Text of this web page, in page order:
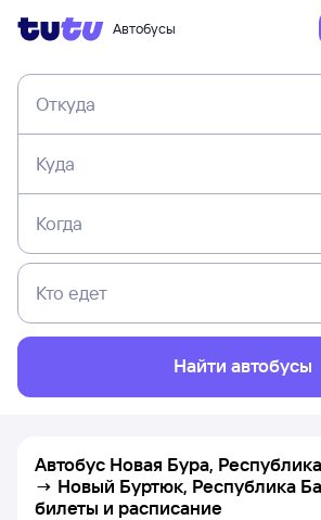
Автобусы
Откуда
Куда
Когда
Кто едет
Найти автобусы
Автобус Новая Бура,
→ Новый Буртюк, Республика
билеты и расписание